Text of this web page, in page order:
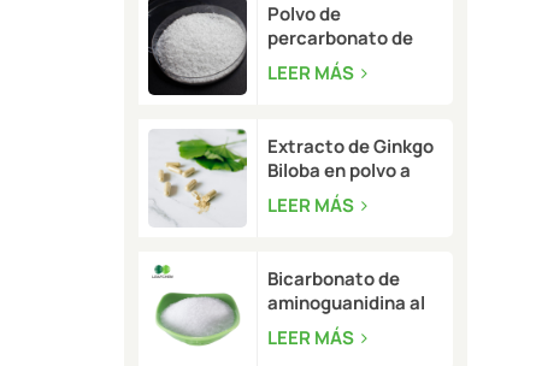
Polvo de
percarbonato de
sodio a granel | CAS
15630-89-4
LEER MÁS
Extracto de Ginkgo
Biloba en polvo a
granel | CAS 90045-
36-6
LEER MÁS
Bicarbonato de
aminoguanidina al
99,5 % a granel |
CAS 2582-30-1
LEER MÁS